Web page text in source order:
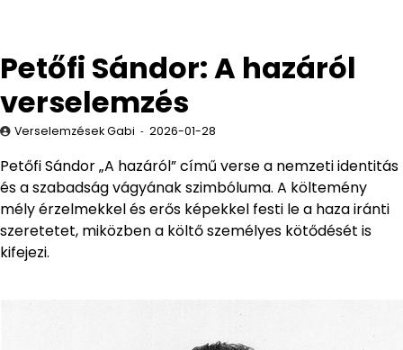
Petőfi Sándor: A hazáról
verselemzés
Verselemzések Gabi 2026-01-28
Petőfi Sándor „A hazáról” című verse a nemzeti identitás
és a szabadság vágyának szimbóluma. A költemény
mély érzelmekkel és erős képekkel festi le a haza iránti
szeretetet, miközben a költő személyes kötődését is
kifejezi.